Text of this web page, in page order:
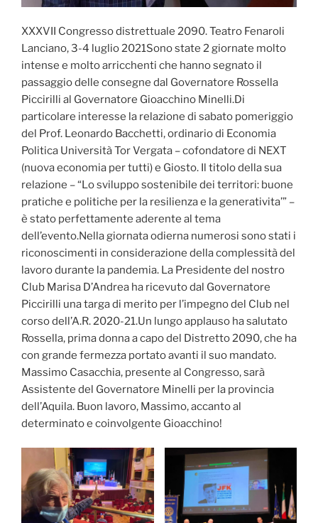
XXXVII Congresso distrettuale 2090. Teatro Fenaroli
Lanciano, 3-4 luglio 2021Sono state 2 giornate molto
intense e molto arricchenti che hanno segnato il
passaggio delle consegne dal Governatore Rossella
Piccirilli al Governatore Gioacchino Minelli.Di
particolare interesse la relazione di sabato pomeriggio
del Prof. Leonardo Bacchetti, ordinario di Economia
Politica Università Tor Vergata – cofondatore di NEXT
(nuova economia per tutti) e Giosto. Il titolo della sua
relazione – “Lo sviluppo sostenibile dei territori: buone
pratiche e politiche per la resilienza e la generativita’” –
è stato perfettamente aderente al tema
dell’evento.Nella giornata odierna numerosi sono stati i
riconoscimenti in considerazione della complessità del
lavoro durante la pandemia. La Presidente del nostro
Club Marisa D’Andrea ha ricevuto dal Governatore
Piccirilli una targa di merito per l’impegno del Club nel
corso dell’A.R. 2020-21.Un lungo applauso ha salutato
Rossella, prima donna a capo del Distretto 2090, che ha
con grande fermezza portato avanti il suo mandato.
Massimo Casacchia, presente al Congresso, sarà
Assistente del Governatore Minelli per la provincia
dell’Aquila. Buon lavoro, Massimo, accanto al
determinato e coinvolgente Gioacchino!